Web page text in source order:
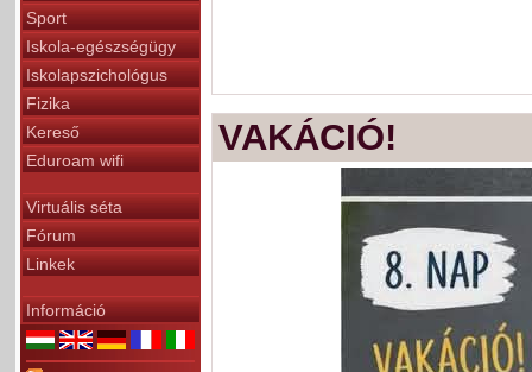
Sport
Iskola-egészségügy
Iskolapszichológus
Fizika
Kereső
Eduroam wifi
Virtuális séta
Fórum
Linkek
Információ
VAKÁCIÓ!